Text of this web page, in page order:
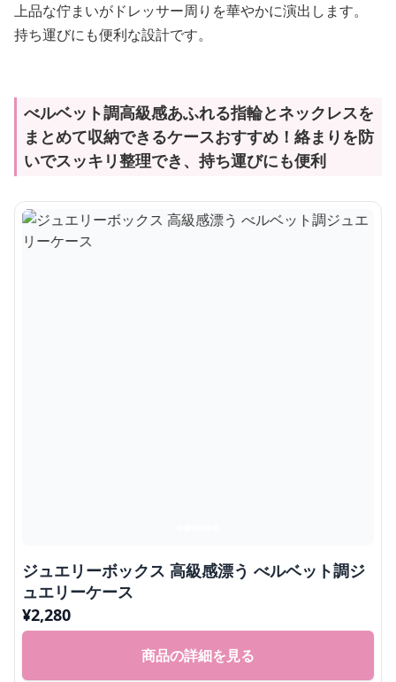
上品な佇まいがドレッサー周りを華やかに演出します。
持ち運びにも便利な設計です。
べルベット調高級感あふれる指輪とネックレスを
まとめて収納できるケースおすすめ！絡まりを防
いでスッキリ整理でき、持ち運びにも便利
ジュエリーボックス 高級感漂う べルベット調ジ
ュエリーケース
¥2,280
商品の詳細を見る